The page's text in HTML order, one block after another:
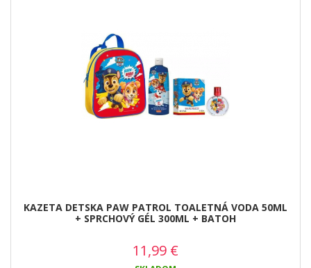
KAZETA DETSKA PAW PATROL TOALETNÁ VODA 50ML
+ SPRCHOVÝ GÉL 300ML + BATOH
11,99 €